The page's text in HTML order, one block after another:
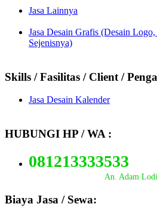
Jasa Lainnya
Jasa Desain Grafis (Desain
Sejenisnya)
Skills / Fasilitas / Client /
Jasa Desain Kalender
HUBUNGI HP / WA :
081213333533
An. Adam
Biaya Jasa / Sewa: